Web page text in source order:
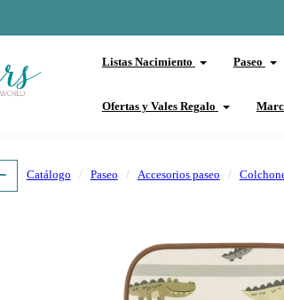
Listas Nacimiento Paseo
Ofertas y Vales Regalo
Catálogo Paseo Accesorios paseo